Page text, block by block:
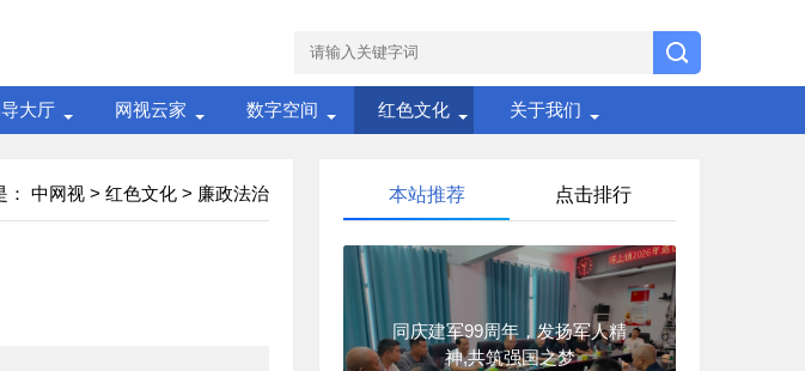
大厅 网视云家 数字空间 红色文化 关于我们
： 中网视 > 红色文化 > 廉政法治 本站推荐 点击排行
同庆建军99周年，发扬军人精
神,共筑强国之梦